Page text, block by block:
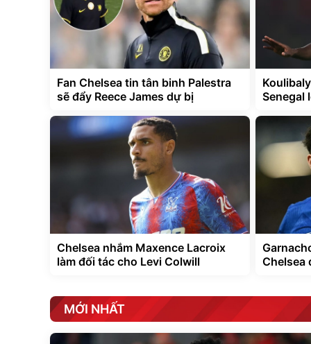
Fan Chelsea tin tân binh Palestra
sẽ đẩy Reece James dự bị
Senegal
Chelsea nhắm Maxence Lacroix
làm đối tác cho Levi Colwill
Chelsea
MỚI NHẤT